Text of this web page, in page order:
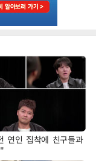
연인 집착에 친구들과